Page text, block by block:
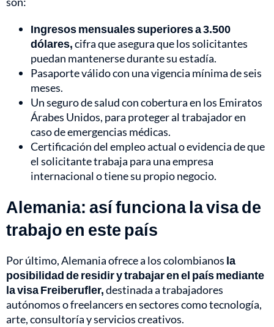
Ingresos mensuales superiores a 3.500
dólares,cifra que asegura que los solicitantes
puedan mantenerse durante su estadía.
Pasaporte válido con una vigencia mínima de seis
meses.
Un seguro de salud con cobertura en los Emiratos
Árabes Unidos, para proteger al trabajador en
caso de emergencias médicas.
Certificación del empleo actual o evidencia de que
el solicitante trabaja para una empresa
internacional o tiene su propio negocio.
Alemania: así funciona la visa de
trabajo en este país
Por último, Alemania ofrece a los colombianos la
posibilidad de residir y trabajar en el país mediante
la visa Freiberufler,destinada a trabajadores
autónomos o freelancers en sectores como tecnología,
arte, consultoría y servicios creativos.